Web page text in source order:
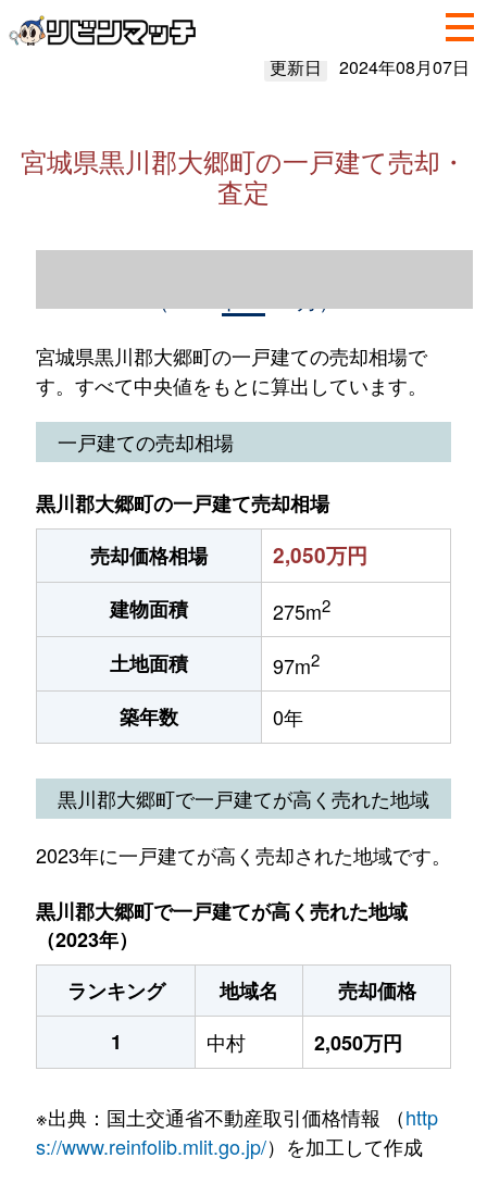
更新日 2024年08月07日
宮城県黒川郡大郷町の一戸建て売却・
査定
宮城県黒川郡大郷町の一戸建ての売却相場で
す。すべて中央値をもとに算出しています。
一戸建ての売却相場
黒川郡大郷町の一戸建て売却相場
売却価格相場
2,050万円
建物面積 275m2
土地面積 97m2
築年数 0年
黒川郡大郷町で一戸建てが高く売れた地域
2023年に一戸建てが高く売却された地域です。
黒川郡大郷町で一戸建てが高く売れた地域
（2023年）
ランキング
地域名
売却価格
1
中村 2,050万円
※出典：国土交通省不動産取引価格情報 （http
s://www.reinfolib.mlit.go.jp/）を加工して作成